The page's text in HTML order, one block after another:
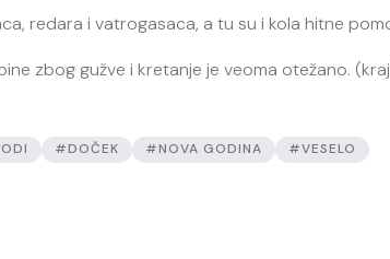
redara i vatrogasaca, a tu su i kola hitne
zbog gužve i kretanje je veoma otežano.
#DOČEK #NOVA GODINA #VESELO